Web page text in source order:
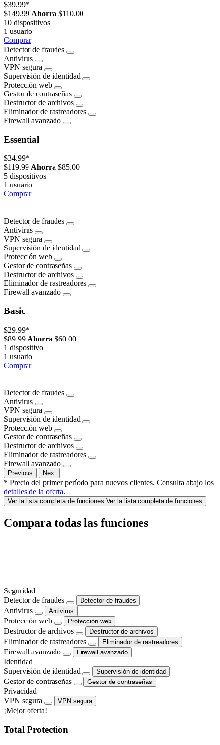
$39.99*
$149.99 Ahorra $110.00
10 dispositivos
1 usuario
Comprar
Detector de fraudes
Antivirus
VPN segura
Supervisión de identidad
Protección web
Gestor de contraseñas
Destructor de archivos
Eliminador de rastreadores
Firewall avanzado
Essential
$34.99*
$119.99 Ahorra $85.00
5 dispositivos
1 usuario
Comprar
Detector de fraudes
Antivirus
VPN segura
Supervisión de identidad
Protección web
Gestor de contraseñas
Destructor de archivos
Eliminador de rastreadores
Firewall avanzado
Basic
$29.99*
$89.99 Ahorra $60.00
1 dispositivo
1 usuario
Comprar
Detector de fraudes
Antivirus
VPN segura
Supervisión de identidad
Protección web
Gestor de contraseñas
Destructor de archivos
Eliminador de rastreadores
Firewall avanzado
Previous Next
* Precio del primer período para nuevos clientes. Consulta abajo los
detalles de la oferta.
Ver la lista completa de funciones Ver la lista completa de funciones
Compara todas las funciones
Seguridad
Detector de fraudes
Detector de fraudes
Antivirus Antivirus
Protección web Protección web
Destructor de archivos Destructor de archivos
Eliminador de rastreadores Eliminador de rastreadores
Firewall avanzado Firewall avanzado
Identidad
Supervisión de identidad
Supervisión de identidad
Gestor de contraseñas Gestor de contraseñas
Privacidad
VPN segura
VPN segura
¡Mejor oferta!
Total Protection